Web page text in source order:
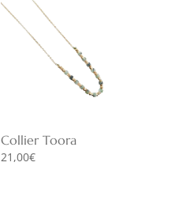
Collier Toora
21,00€